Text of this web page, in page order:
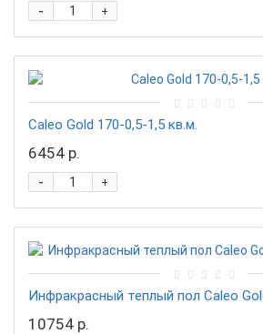
+
-
Caleо Gold 170-0,5-1,5 кв.м.
6454 р.
+
-
Инфракрасный теплый пол Caleo
10754 р.